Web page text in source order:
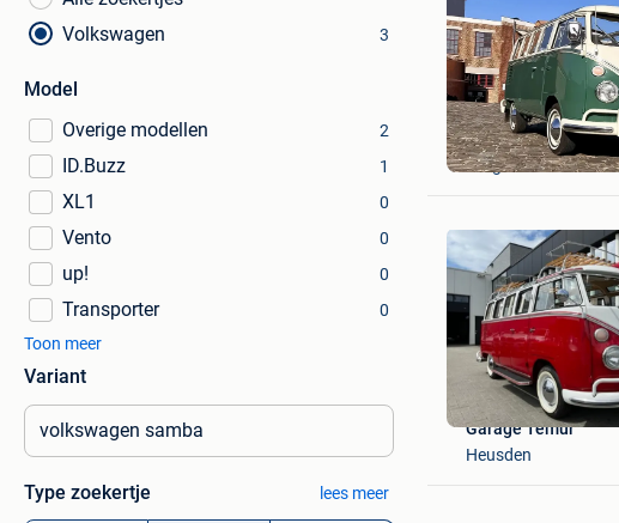
Volkswagen
3
Model
Overige modellen
2
ID.Buzz 1
XL1 0
Vento 0
up! 0
Transporter
0
Toon meer
Variant
Type zoekertje lees meer
stef
Borgloon
Garage Temur
Heusden